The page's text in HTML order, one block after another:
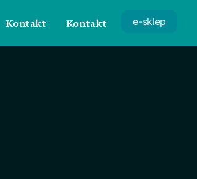
Kontakt Kontakt e-sklep